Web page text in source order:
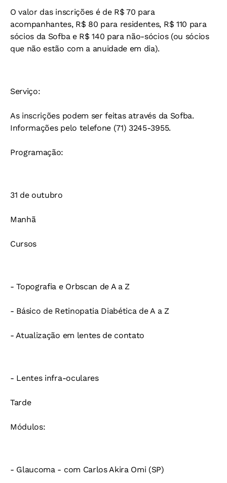
O valor das inscrições é de R$ 70 para
acompanhantes, R$ 80 para residentes, R$ 110 para
sócios da Sofba e R$ 140 para não-sócios (ou sócios
que não estão com a anuidade em dia).
Serviço:
As inscrições podem ser feitas através da Sofba.
Informações pelo telefone (71) 3245-3955.
Programação:
31 de outubro
Manhã
Cursos
- Topografia e Orbscan de A a Z
- Básico de Retinopatia Diabética de A a Z
- Atualização em lentes de contato
- Lentes infra-oculares
Tarde
Módulos:
- Glaucoma - com Carlos Akira Omi (SP)